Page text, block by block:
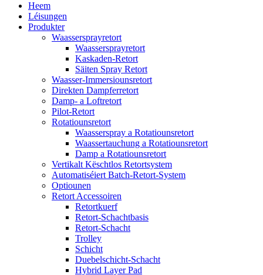
Heem
Léisungen
Produkter
Waassersprayretort
Waassersprayretort
Kaskaden-Retort
Säiten Spray Retort
Waasser-Immersiounsretort
Direkten Dampferretort
Damp- a Loftretort
Pilot-Retort
Rotatiounsretort
Waasserspray a Rotatiounsretort
Waassertauchung a Rotatiounsretort
Damp a Rotatiounsretort
Vertikalt Këschtlos Retortsystem
Automatiséiert Batch-Retort-System
Optiounen
Retort Accessoiren
Retortkuerf
Retort-Schachtbasis
Retort-Schacht
Trolley
Schicht
Duebelschicht-Schacht
Hybrid Layer Pad